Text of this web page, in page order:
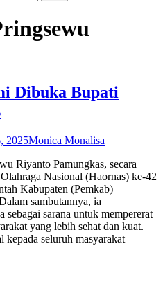
Dibuka Bupati
2025Monica Monalisa
Riyanto Pamungkas, secara
Nasional (Haornas) ke-42
Kabupaten (Pemkab)
sambutannya, ia
sebagai sarana untuk mempererat
yang lebih sehat dan kuat.
kepada seluruh masyarakat